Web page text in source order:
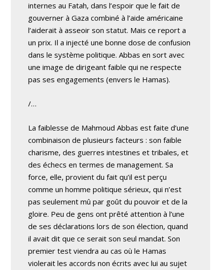
internes au Fatah, dans l’espoir que le fait de
gouverner à Gaza combiné à l’aide américaine
l’aiderait à asseoir son statut. Mais ce report a
un prix. Il a injecté une bonne dose de confusion
dans le système politique. Abbas en sort avec
une image de dirigeant faible qui ne respecte
pas ses engagements (envers le Hamas).
/…
La faiblesse de Mahmoud Abbas est faite d’une
combinaison de plusieurs facteurs : son faible
charisme, des guerres intestines et tribales, et
des échecs en termes de management. Sa
force, elle, provient du fait qu’il est perçu
comme un homme politique sérieux, qui n’est
pas seulement mû par goût du pouvoir et de la
gloire. Peu de gens ont prêté attention à l’une
de ses déclarations lors de son élection, quand
il avait dit que ce serait son seul mandat. Son
premier test viendra au cas où le Hamas
violerait les accords non écrits avec lui au sujet